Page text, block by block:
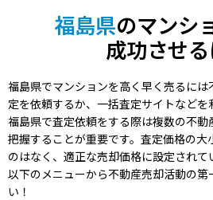
福島県のマンシ
成功させ
福島県でマンションを高く早く売るに
定を依頼するか、一括査定サイトなどを
福島県で査定依頼をする際は複数の不
把握することが重要です。査定価格の
のはなく、適正な売却価格に設定されて
以下のメニューから不動産売却活動の
い！